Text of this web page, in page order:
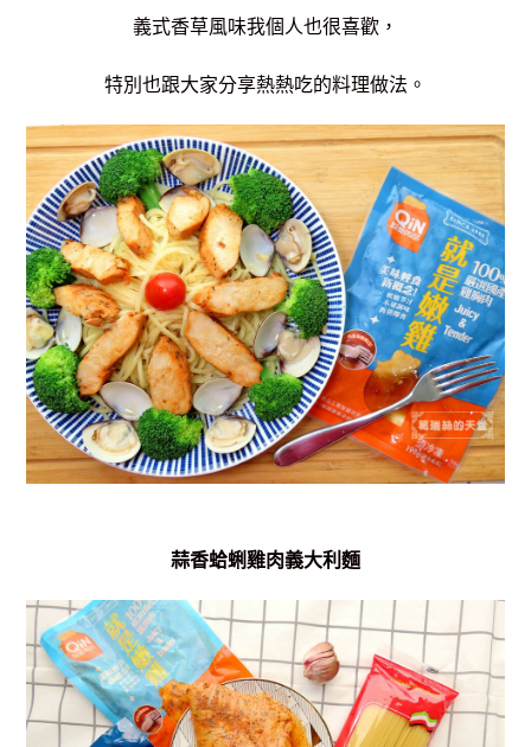
義式香草風味我個人也很喜歡，
特別也跟大家分享熱熱吃的料理做法。
蒜香蛤蜊雞肉義大利麵